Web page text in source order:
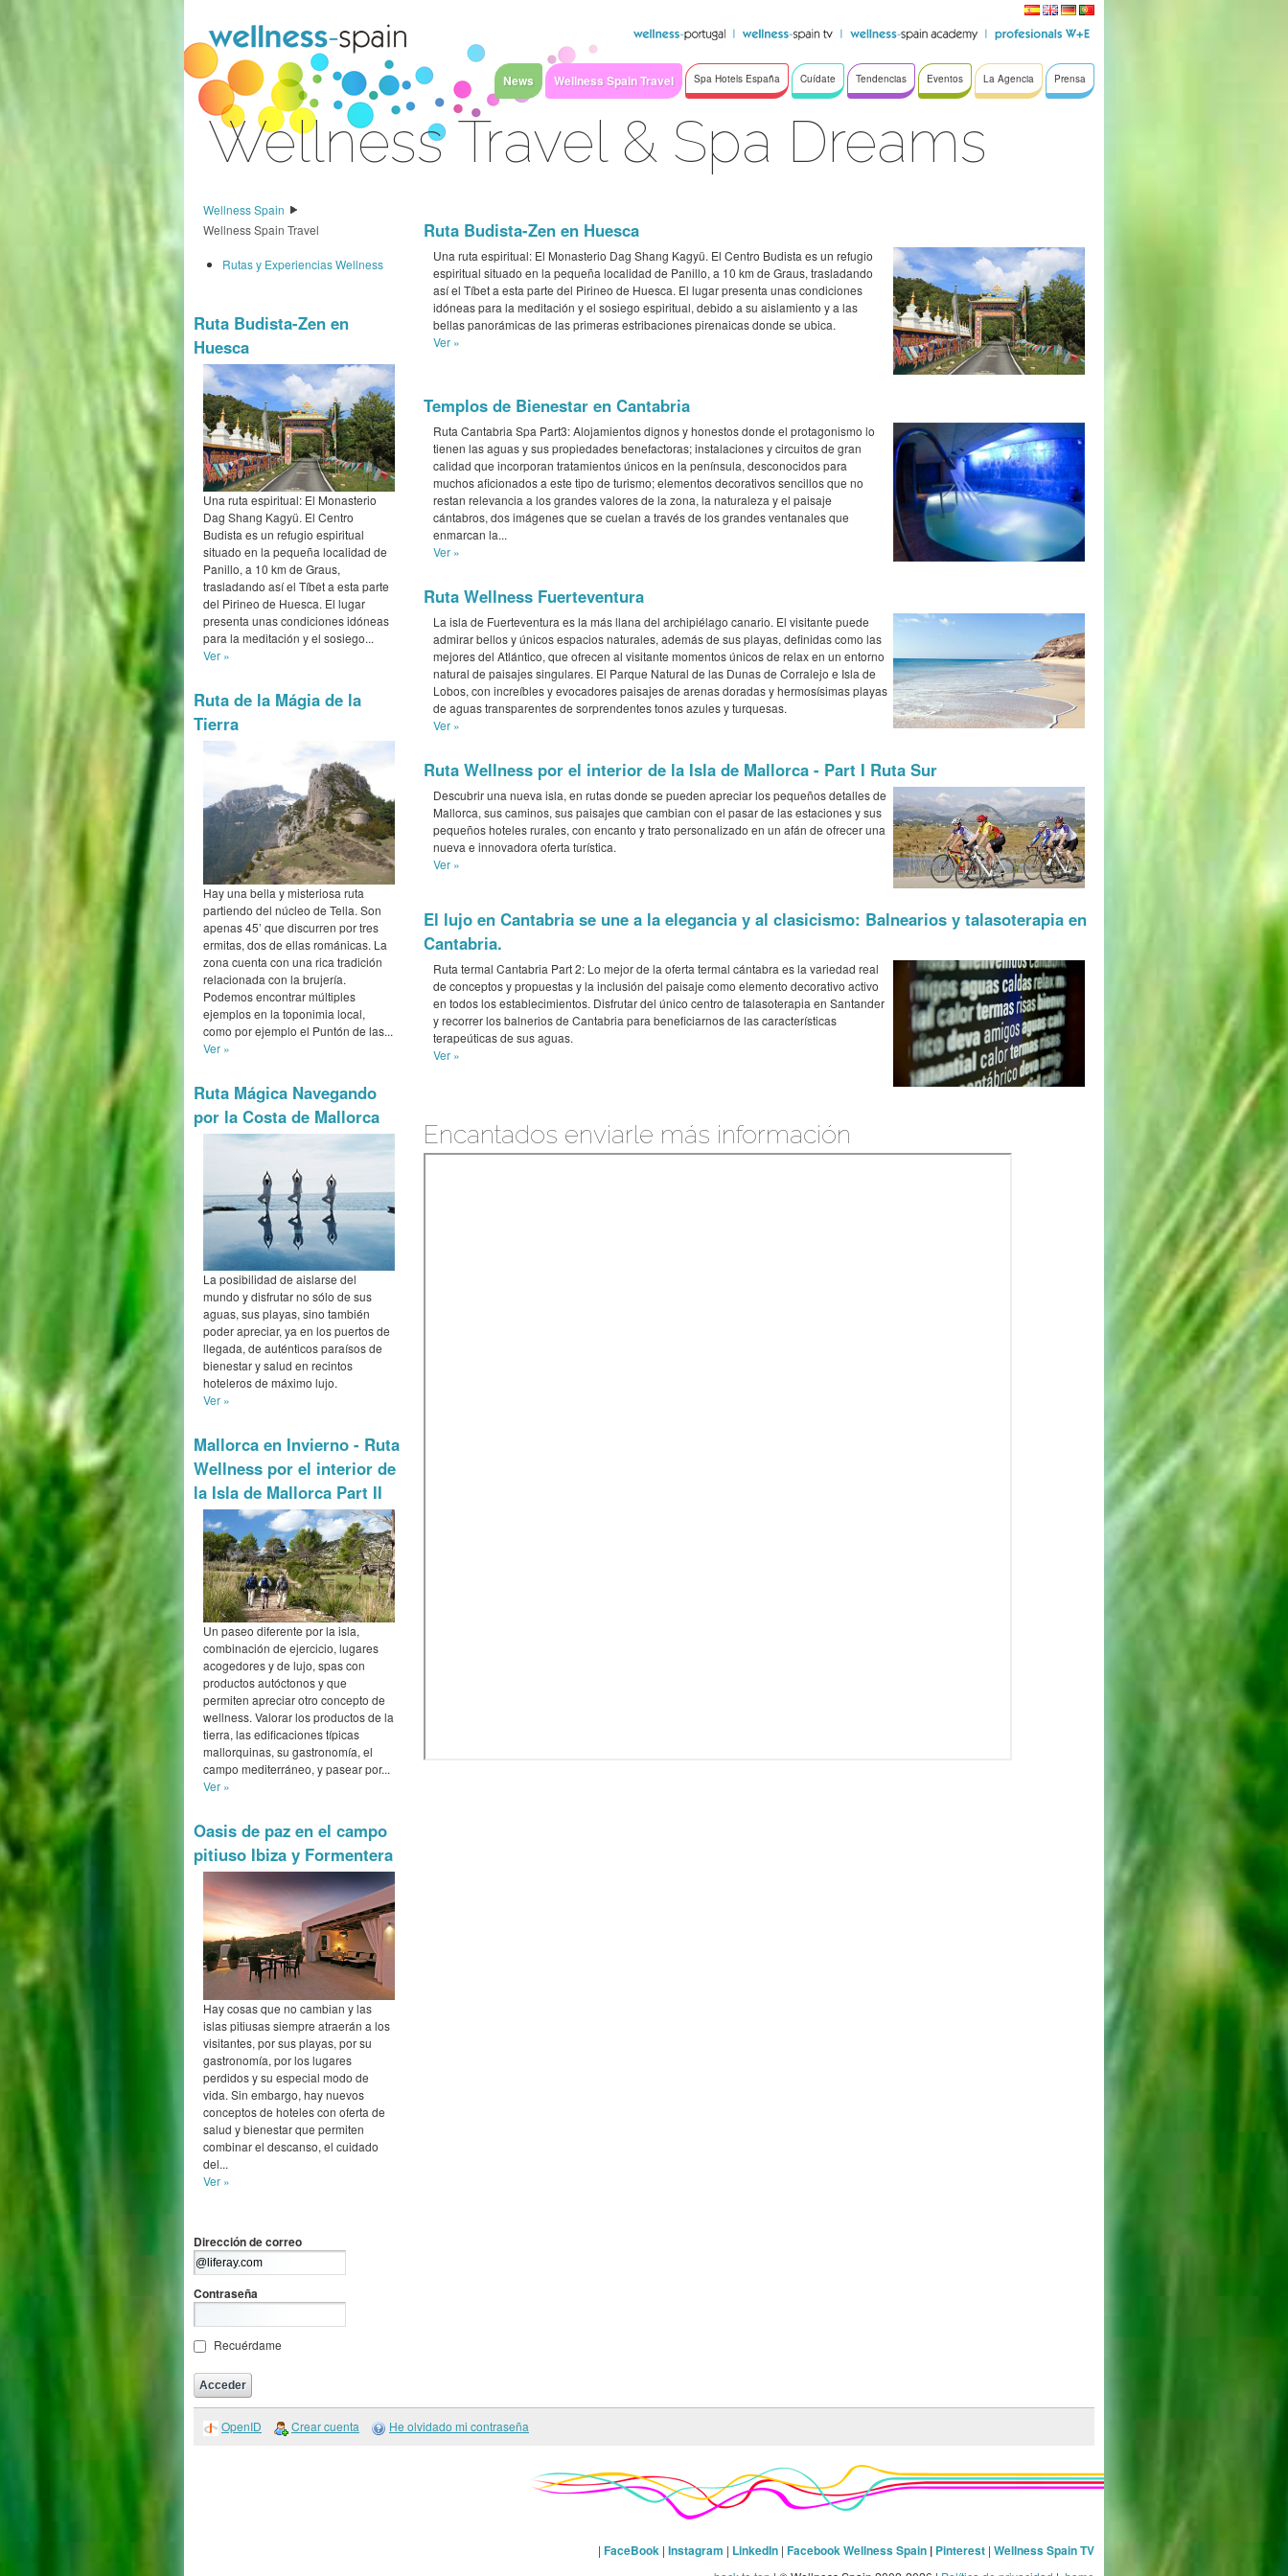
News Wellness Spain Travel Spa Hotels España Cuídate Tendencias Eventos La Agencia Prensa
Wellness Travel & Spa Dreams
Wellness Spain
Wellness Spain Travel
Rutas y Experiencias Wellness
Ruta Budista-Zen en
Huesca
Una ruta espiritual: El Monasterio
Dag Shang Kagyü. El Centro
Budista es un refugio espiritual
situado en la pequeña localidad de
Panillo, a 10 km de Graus,
trasladando así el Tíbet a esta parte
del Pirineo de Huesca. El lugar
presenta unas condiciones idóneas
para la meditación y el sosiego...
Ver »
Ruta de la Mágia de la
Tierra
Hay una bella y misteriosa ruta
partiendo del núcleo de Tella. Son
apenas 45’ que discurren por tres
ermitas, dos de ellas románicas. La
zona cuenta con una rica tradición
relacionada con la brujería.
Podemos encontrar múltiples
ejemplos en la toponimia local,
como por ejemplo el Puntón de las...
Ver »
Ruta Mágica Navegando
por la Costa de Mallorca
La posibilidad de aislarse del
mundo y disfrutar no sólo de sus
aguas, sus playas, sino también
poder apreciar, ya en los puertos de
llegada, de auténticos paraísos de
bienestar y salud en recintos
hoteleros de máximo lujo.
Ver »
Mallorca en Invierno - Ruta
Wellness por el interior de
la Isla de Mallorca Part II
Un paseo diferente por la isla,
combinación de ejercicio, lugares
acogedores y de lujo, spas con
productos autóctonos y que
permiten apreciar otro concepto de
wellness. Valorar los productos de la
tierra, las edificaciones típicas
mallorquinas, su gastronomía, el
campo mediterráneo, y pasear por...
Ver »
Oasis de paz en el campo
pitiuso Ibiza y Formentera
Hay cosas que no cambian y las
islas pitiusas siempre atraerán a los
visitantes, por sus playas, por su
gastronomía, por los lugares
perdidos y su especial modo de
vida. Sin embargo, hay nuevos
conceptos de hoteles con oferta de
salud y bienestar que permiten
combinar el descanso, el cuidado
del...
Ver »
Ruta Budista-Zen en Huesca
Una ruta espiritual: El Monasterio Dag Shang Kagyü. El Centro Budista es un refugio
espiritual situado en la pequeña localidad de Panillo, a 10 km de Graus, trasladando
así el Tíbet a esta parte del Pirineo de Huesca. El lugar presenta unas condiciones
idóneas para la meditación y el sosiego espiritual, debido a su aislamiento y a las
bellas panorámicas de las primeras estribaciones pirenaicas donde se ubica.
Ver »
Templos de Bienestar en Cantabria
Ruta Cantabria Spa Part3: Alojamientos dignos y honestos donde el protagonismo lo
tienen las aguas y sus propiedades benefactoras; instalaciones y circuitos de gran
calidad que incorporan tratamientos únicos en la península, desconocidos para
muchos aficionados a este tipo de turismo; elementos decorativos sencillos que no
restan relevancia a los grandes valores de la zona, la naturaleza y el paisaje
cántabros, dos imágenes que se cuelan a través de los grandes ventanales que
enmarcan la...
Ver »
Ruta Wellness Fuerteventura
La isla de Fuerteventura es la más llana del archipiélago canario. El visitante puede
admirar bellos y únicos espacios naturales, además de sus playas, definidas como las
mejores del Atlántico, que ofrecen al visitante momentos únicos de relax en un entorno
natural de paisajes singulares. El Parque Natural de las Dunas de Corralejo e Isla de
Lobos, con increíbles y evocadores paisajes de arenas doradas y hermosísimas playas
de aguas transparentes de sorprendentes tonos azules y turquesas.
Ver »
Ruta Wellness por el interior de la Isla de Mallorca - Part I Ruta Sur
Descubrir una nueva isla, en rutas donde se pueden apreciar los pequeños detalles de
Mallorca, sus caminos, sus paisajes que cambian con el pasar de las estaciones y sus
pequeños hoteles rurales, con encanto y trato personalizado en un afán de ofrecer una
nueva e innovadora oferta turística.
Ver »
El lujo en Cantabria se une a la elegancia y al clasicismo: Balnearios y talasoterapia en
Cantabria.
Ruta termal Cantabria Part 2: Lo mejor de la oferta termal cántabra es la variedad real
de conceptos y propuestas y la inclusión del paisaje como elemento decorativo activo
en todos los establecimientos. Disfrutar del único centro de talasoterapia en Santander
y recorrer los balnerios de Cantabria para beneficiarnos de las características
terapeúticas de sus aguas.
Ver »
Encantados enviarle más información
Dirección de correo
Contraseña
Recuérdame
OpenID Crear cuenta He olvidado mi contraseña
| FaceBook | Instagram | LinkedIn | Facebook Wellness Spain | Pinterest | Wellness Spain TV